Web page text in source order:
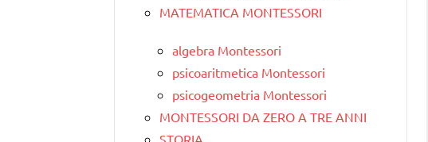
MATEMATICA MONTESSORI
algebra Montessori
psicoaritmetica Montessori
psicogeometria Montessori
MONTESSORI DA ZERO A TRE ANNI
STORIA